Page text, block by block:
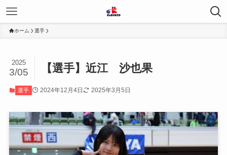
ホーム 選手
【選手】近江 沙也果
2025
3/05
選手 2024年12月4日 2025年3月5日